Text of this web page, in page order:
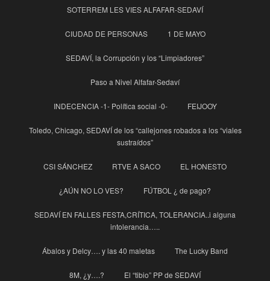
SOTERREM LES VIES ALFAFAR-SEDAVÍ
CIUDAD DE PERSONAS 1 DE MAYO
SEDAVÍ, la Corrupción y los “Limpiadores”
Paso a Nivel Alfafar-Sedaví
INDECENCIA -1- Política social -0- FEIJOOY
Toledo, Chicago, SEDAVÍ de los “callejones robados a los “viales
sustraídos”
CSI SÁNCHEZ RTVE A SACO EL HONESTO
¿AÚN NO LO VES? FÚTBOL ¿ de pago?
SEDAVÍ EN FALLES FESTA,CRÍTICA, TOLERANCIA..i alguna
intolerancia…..
Ábalos y Delcy…. y las 40 maletas The Lucky Band
8M, ¿y….? El “tibio” PP de SEDAVÍ